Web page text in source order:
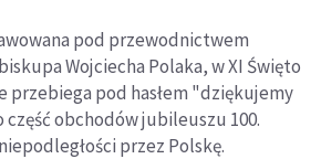
pod przewodnictwem
Wojciecha Polaka, w XI Święto
przebiega pod hasłem "dziękujemy
część obchodów jubileuszu 100.
przez Polskę.